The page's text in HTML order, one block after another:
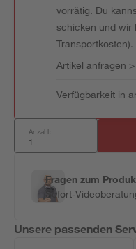
vorrätig. Du
schicken und wir
Transportkosten).
Artikel anfragen >
Verfügbarkeit in
Anzahl:
Fragen zum
Sofort-
Unsere passenden